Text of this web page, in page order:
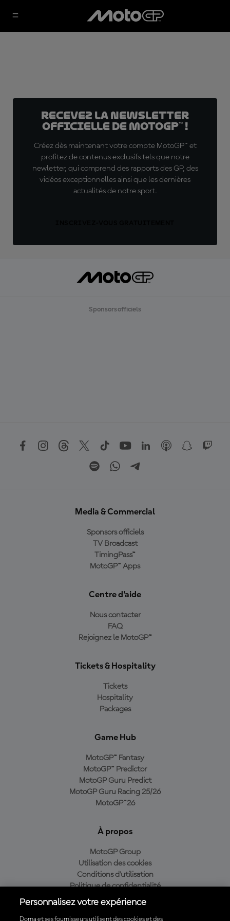
Recevez la Newsletter
officielle de MotoGP™ !
Créez dès maintenant votre compte MotoGP™ et
profitez de contenus exclusifs tels que notre
newletter, qui comprend des rapports des GP, des
vidéos exceptionnelles ainsi que les dernières
actualités de notre sport.
Sponsors officiels
Media & Commercial
Sponsors officiels
TV Broadcast
TimingPass™
MotoGP™ Apps
Centre d'aide
Nous contacter
FAQ
Rejoignez le MotoGP™
Tickets & Hospitality
Tickets
Hospitality
Packages
Game Hub
MotoGP™ Fantasy
MotoGP™ Predictor
MotoGP Guru Predict
MotoGP Guru Racing 25/26
MotoGP™26
À propos
MotoGP Group
Utilisation des cookies
Conditions d'utilisation
Politique de confidentialité
Politique d’achat
Personnalisez votre expérience
Dorna et ses fournisseurs utilisent des cookies et des